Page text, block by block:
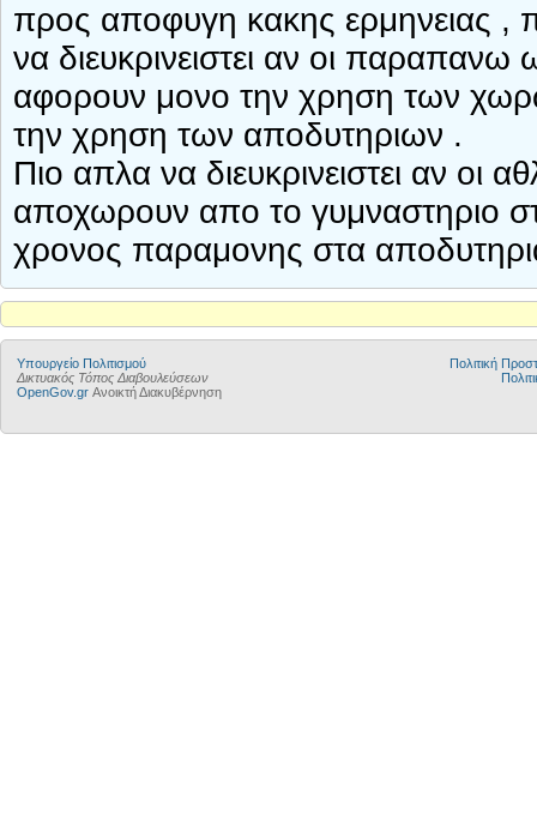
προς αποφυγη κακης ερμηνειας ,
να διευκρινειστει αν οι παραπανω
αφορουν μονο την χρηση των
την χρηση των αποδυτηριων .
Πιο απλα να διευκρινειστει αν οι
αποχωρουν απο το γυμναστηριο
χρονος παραμονης στα
Υπουργείο Πολιτισμού
Δικτυακός Τόπος Διαβουλεύσεων
OpenGov.gr Ανοικτή Διακυβέρνηση
Πολιτική